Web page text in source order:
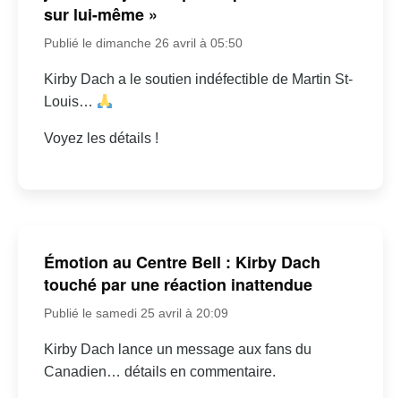
sur lui-même »
Publié le dimanche 26 avril à 05:50
Kirby Dach a le soutien indéfectible de Martin St-
Louis…
Voyez les détails !
Émotion au Centre Bell : Kirby Dach
touché par une réaction inattendue
Publié le samedi 25 avril à 20:09
Kirby Dach lance un message aux fans du
Canadien… détails en commentaire.